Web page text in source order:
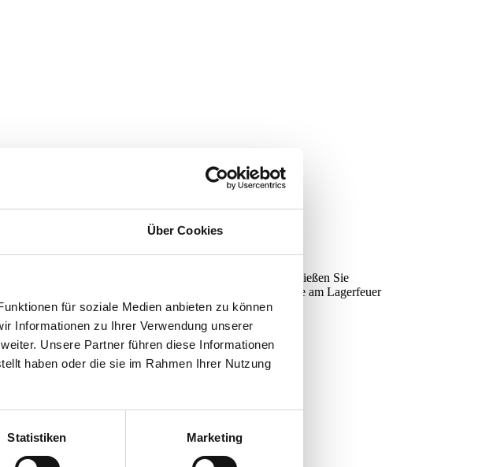
Über Cookies
für soziale Medien anbieten zu können
Informationen zu Ihrer Verwendung unserer
Unsere Partner führen diese Informationen
haben oder die sie im Rahmen Ihrer Nutzung
Statistiken Marketing
Ort für gemeinsame Erlebnisse und Entspannung. Genießen Sie
Abenteuer im Wald oder gemütliche Abende am Lagerfeuer